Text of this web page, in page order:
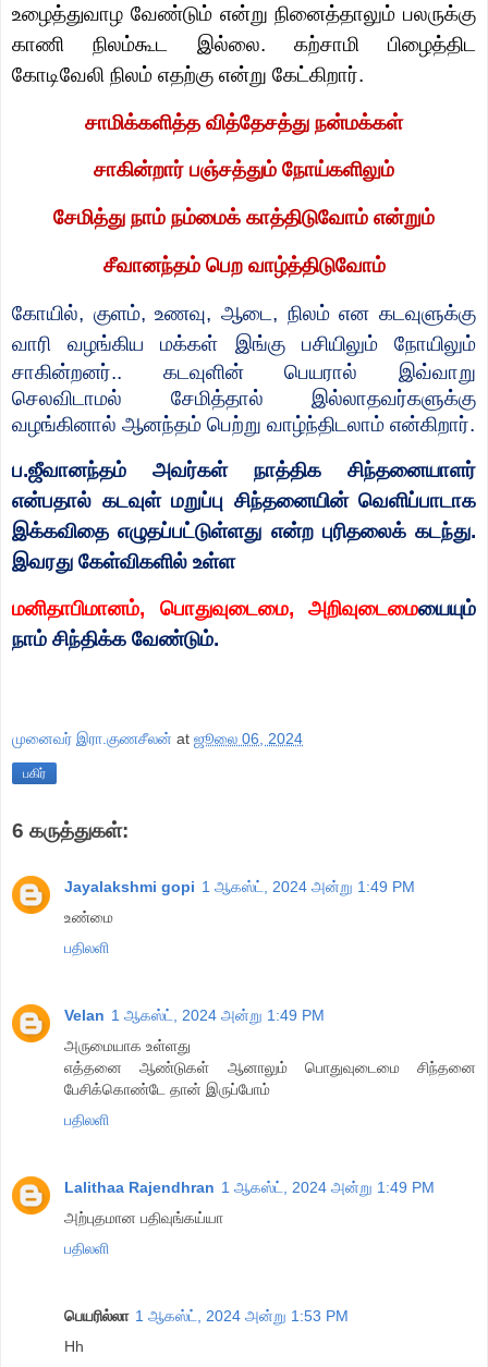
உழைத்துவாழ வேண்டும் என்று நினைத்தாலும் பலருக்கு
காணி நிலம்கூட இல்லை. கற்சாமி பிழைத்திட
கோடிவேலி நிலம் எதற்கு என்று கேட்கிறார்.
சாமிக்களித்த வித்தேசத்து நன்மக்கள்
சாகின்றார் பஞ்சத்தும் நோய்களிலும்
சேமித்து நாம் நம்மைக் காத்திடுவோம் என்றும்
சீவானந்தம் பெற வாழ்த்திடுவோம்
கோயில், குளம்,உணவு,ஆடை , நிலம் என கடவுளுக்கு
வாரி வழங்கிய மக்கள்
இங்கு பசியிலும் நோயிலும்
சாகின்றனர்.. கடவுளின் பெயரால் இவ்வாறு
செலவிடாமல் சேமித்தால் இல்லாதவர்களுக்கு
வழங்கினால் ஆனந்தம் பெற்று வாழ்ந்திடலாம் என்கிறார்.
ப.ஜீவானந்தம் அவர்கள் நாத்திக சிந்தனையாளர்
என்பதால் கடவுள் மறுப்பு சிந்தனையின் வெளிப்பாடாக
இக்கவிதை எழுதப்பட்டுள்ளது என்ற புரிதலைக் கடந்து.
இவரது கேள்விகளில் உள்ள
மனிதாபிமானம், பொதுவுடைமை, அறிவுடைமையையும்
நாம் சிந்திக்க வேண்டும்.
முனைவர் இரா.குணசீலன் at ஜூலை 06, 2024
பகிர்
6 கருத்துகள்:
Jayalakshmi gopi 1 ஆகஸ்ட், 2024 அன்று 1:49 PM
உண்மை
பதிலளி
Velan 1 ஆகஸ்ட், 2024 அன்று 1:49 PM
அருமையாக உள்ளது
எத்தனை ஆண்டுகள் ஆனாலும் பொதுவுடைமை சிந்தனை
பேசிக்கொண்டே தான் இருப்போம்
பதிலளி
Lalithaa Rajendhran 1 ஆகஸ்ட், 2024 அன்று 1:49 PM
அற்புதமான பதிவுங்கய்யா
பதிலளி
பெயரில்லா 1 ஆகஸ்ட், 2024 அன்று 1:53 PM
Hh